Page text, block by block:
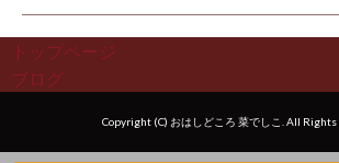
トップページ
ブログ
Copyright (C) おはしどころ 菜でしこ. All Rights